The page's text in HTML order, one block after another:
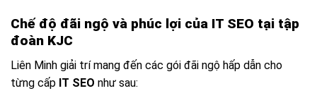
Chế độ đãi ngộ và phúc lợi của IT SEO tại tập
đoàn KJC
Liên Minh giải trí mang đến các gói đãi ngộ hấp dẫn cho
từng cấp IT SEO như sau: